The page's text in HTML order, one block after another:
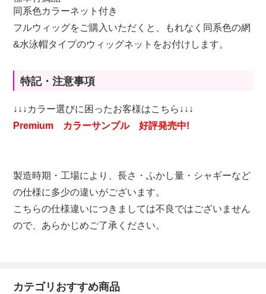
同系色カラーネット付き
フルウィッグをご購入いただくと、もれなく同系色の網
&水泳帽タイプのウィッグネットをお付けします。
特記・注意事項
↓↓↓カラー選びに困ったお客様はこちら↓↓↓
Premium カラーサンプル 好評発売中!
製造時期・工場により、長さ・ふかし量・シャギーなど
の仕様に多少の違いがございます。
こちらの仕様違いにつきましては不良ではございません
ので、あらかじめご了承ください。
カテゴリおすすめ商品